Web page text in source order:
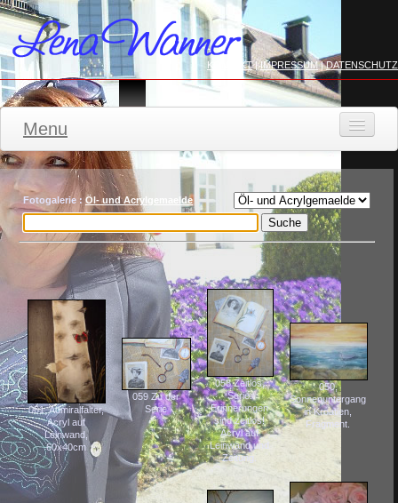
KONTAKT|IMPRESSUM|DATENSCHUTZ
Menu
STARTSEITE
WERKE
Aktuell
KONTAKT
Fotogalerie :Öl- und Acrylgemaelde
061, Admiralfalter,
Acryl auf
Leinwand,
60x40cm
059 Zu der
Serie
058 Zeitlos,
Serie.
Erinnerungen
sind zeitlos!
Acryl auf
Leinwand und
Zeitung.
050,
Sonnenuntergang
in Kroatien,
Fragment.